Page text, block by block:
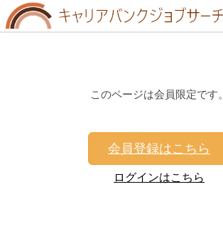
このページは会員限定です。
会員登録はこちら
ログインはこちら